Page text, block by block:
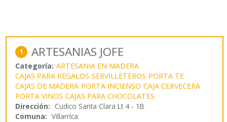
1 ARTESANIAS JOFE
Categoría: ARTESANIA EN MADERA
CAJAS PARA REGALOS SERVILLETEROS PORTA TE
CAJAS DE MADERA PORTA INCIENSO CAJA CERVECERA
PORTA VINOS CAJAS PARA CHOCOLATES
Dirección: Cudico Santa Clara Lt 4 - 1B
Comuna: Villarrica